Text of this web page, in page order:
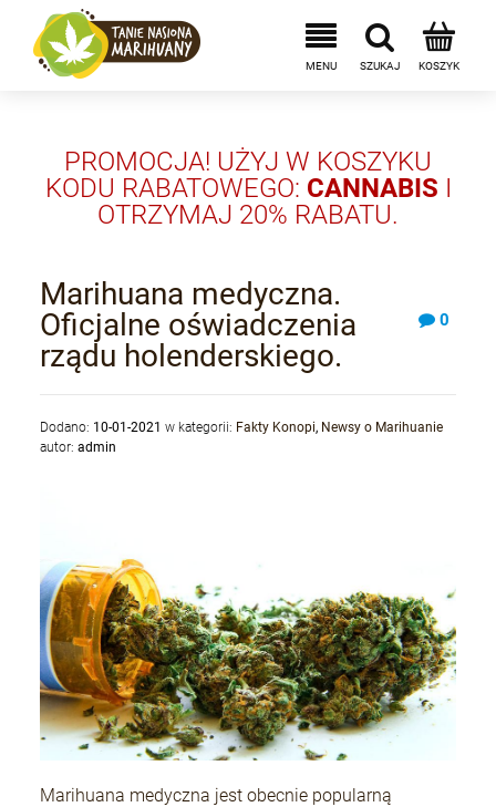
PROMOCJA! UŻYJ W KOSZYKU
KODU RABATOWEGO: CANNABIS I
OTRZYMAJ 20% RABATU.
Marihuana medyczna.
Oficjalne oświadczenia
rządu holenderskiego.
0
Dodano: 10-01-2021 w kategorii: Fakty Konopi, Newsy o Marihuanie
autor:admin
Marihuana medyczna jest obecnie popularną